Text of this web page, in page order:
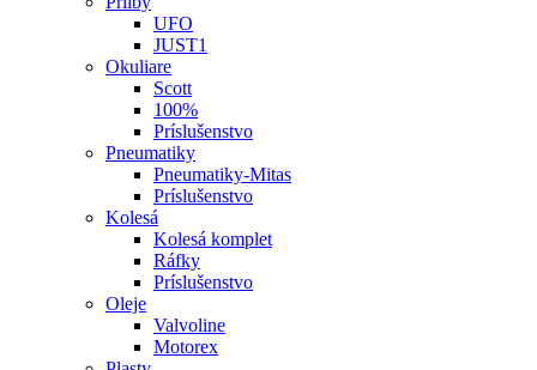
UFO
JUST1
Okuliare
Scott
100%
Príslušenstvo
Pneumatiky
Pneumatiky-Mitas
Príslušenstvo
Kolesá
Kolesá komplet
Ráfky
Príslušenstvo
Oleje
Valvoline
Motorex